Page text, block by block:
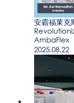
安霸福莱克
AmbaFlex
2025.08.22